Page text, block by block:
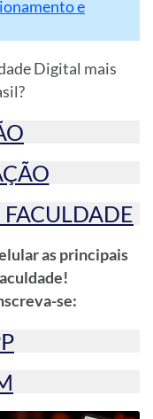
e
Digital mais
as principais
se: